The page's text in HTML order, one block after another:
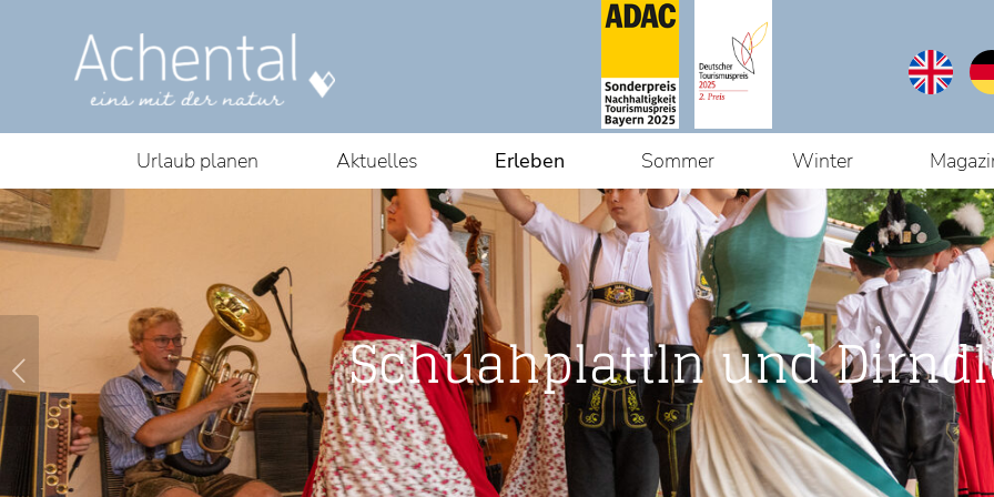
Urlaub planen Aktuelles Erleben Sommer Winter
Schuahplattln und